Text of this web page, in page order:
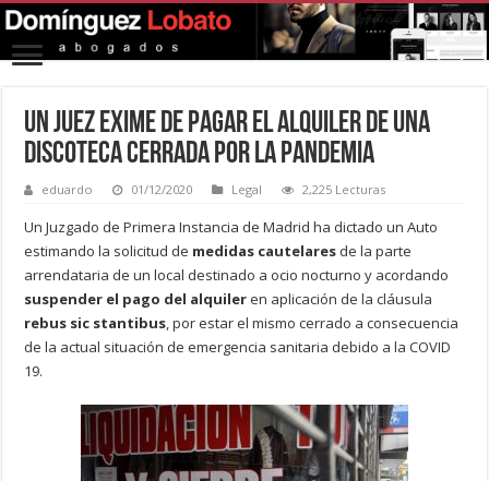
Un juez exime de pagar el alquiler de una
discoteca cerrada por la pandemia
eduardo 01/12/2020 Legal 2,225 Lecturas
Un Juzgado de Primera Instancia de Madrid ha dictado un Auto
estimando la solicitud de medidas cautelares de la parte
arrendataria de un local destinado a ocio nocturno y acordando
suspender el pago del alquileren aplicación de la cláusula
rebus sic stantibus, por estar el mismo cerrado a consecuencia
de la actual situación de emergencia sanitaria debido a la COVID
19.